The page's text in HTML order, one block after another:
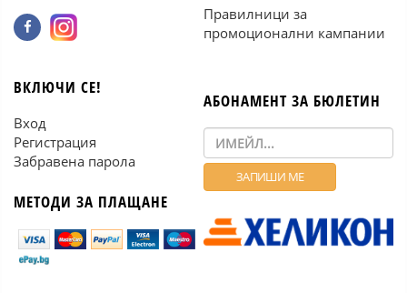
Правилници за
промоционални кампании
ВКЛЮЧИ СЕ!
Вход
Регистрация
Забравена парола
МЕТОДИ ЗА ПЛАЩАНЕ
АБОНАМЕНТ ЗА БЮЛЕТИН